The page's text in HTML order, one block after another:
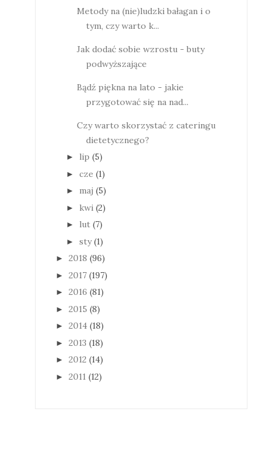
Metody na (nie)ludzki bałagan i o
tym, czy warto k...
Jak dodać sobie wzrostu - buty
podwyższające
Bądź piękna na lato - jakie
przygotować się na nad...
Czy warto skorzystać z cateringu
dietetycznego?
► lip (5)
► cze (1)
► maj (5)
► kwi (2)
► lut (7)
► sty (1)
► 2018 (96)
► 2017 (197)
► 2016 (81)
► 2015 (8)
► 2014 (18)
► 2013 (18)
► 2012 (14)
► 2011 (12)